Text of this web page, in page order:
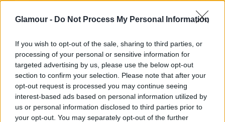
Glamour - Do Not Process My Personal Information
If you wish to opt-out of the sale, sharing to third parties, or
processing of your personal or sensitive information for
targeted advertising by us, please use the below opt-out
section to confirm your selection. Please note that after your
opt-out request is processed you may continue seeing
interest-based ads based on personal information utilized by
us or personal information disclosed to third parties prior to
your opt-out. You may separately opt-out of the further